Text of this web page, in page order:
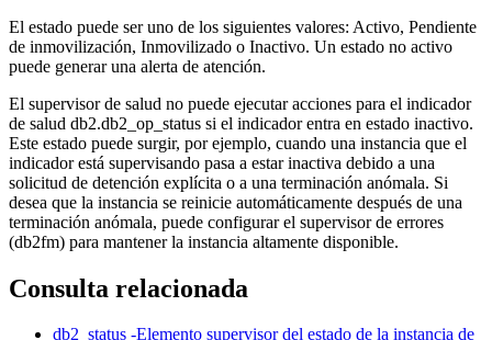
El estado puede ser uno de los siguientes valores: Activo, Pendiente
de inmovilización, Inmovilizado o Inactivo. Un estado no activo
puede generar una alerta de atención.
El supervisor de salud no puede ejecutar acciones para el indicador
de salud db2.db2_op_status si el indicador entra en estado inactivo.
Este estado puede surgir, por ejemplo, cuando una instancia que el
indicador está supervisando pasa a estar inactiva debido a una
solicitud de detención explícita o a una terminación anómala. Si
desea que la instancia se reinicie automáticamente después de una
terminación anómala, puede configurar el supervisor de errores
(db2fm) para mantener la instancia altamente disponible.
Consulta relacionada
db2_status -Elemento supervisor del estado de la instancia de